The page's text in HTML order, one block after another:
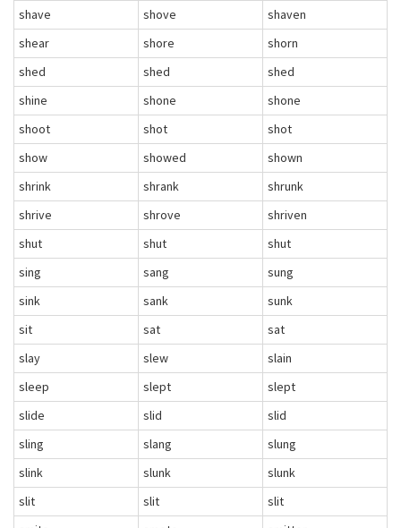
shave
shove
shaven
shear
shore
shorn
shed
shed
shed
shine
shone
shone
shoot
shot
shot
show
showed
shown
shrink
shrank
shrunk
shrive
shrove
shriven
shut
shut
shut
sing
sang
sung
sink
sank
sunk
sit
sat
sat
slay
slew
slain
sleep
slept
slept
slide
slid
slid
sling
slang
slung
slink
slunk
slunk
slit
slit
slit